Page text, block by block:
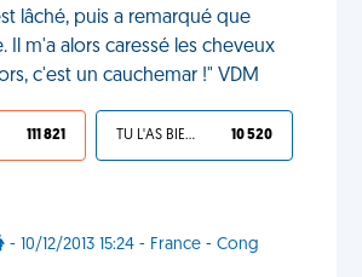
lâché, puis a remarqué que
Il m'a alors caressé les cheveux
c'est un cauchemar !" VDM
111 821 TU L'AS BIEN MÉRITÉ 10 520
- 10/12/2013 15:24 - France - Cong